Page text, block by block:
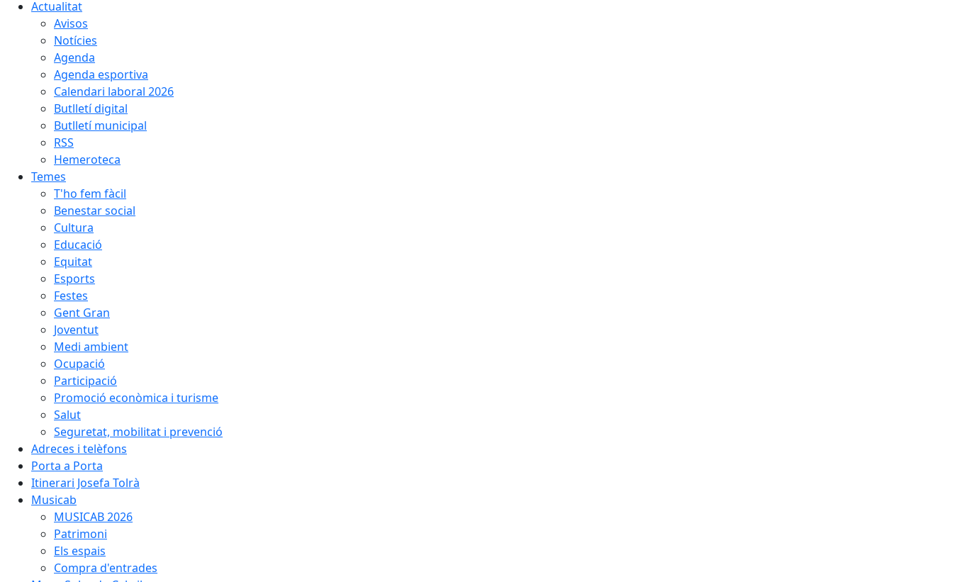
Actualitat
Avisos
Notícies
Agenda
Agenda esportiva
Calendari laboral 2026
Butlletí digital
Butlletí municipal
RSS
Hemeroteca
Temes
T'ho fem fàcil
Benestar social
Cultura
Educació
Equitat
Esports
Festes
Gent Gran
Joventut
Medi ambient
Ocupació
Participació
Promoció econòmica i turisme
Salut
Seguretat, mobilitat i prevenció
Adreces i telèfons
Porta a Porta
Itinerari Josefa Tolrà
Musicab
MUSICAB 2026
Patrimoni
Els espais
Compra d'entrades